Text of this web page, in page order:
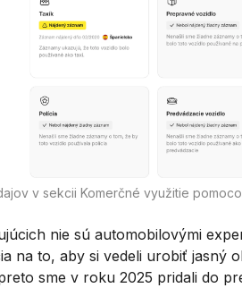
v sekcii Komerčné využitie
nie sú automobilovými
na to, aby si vedeli urobiť jasný
sme v roku 2025 pridali do